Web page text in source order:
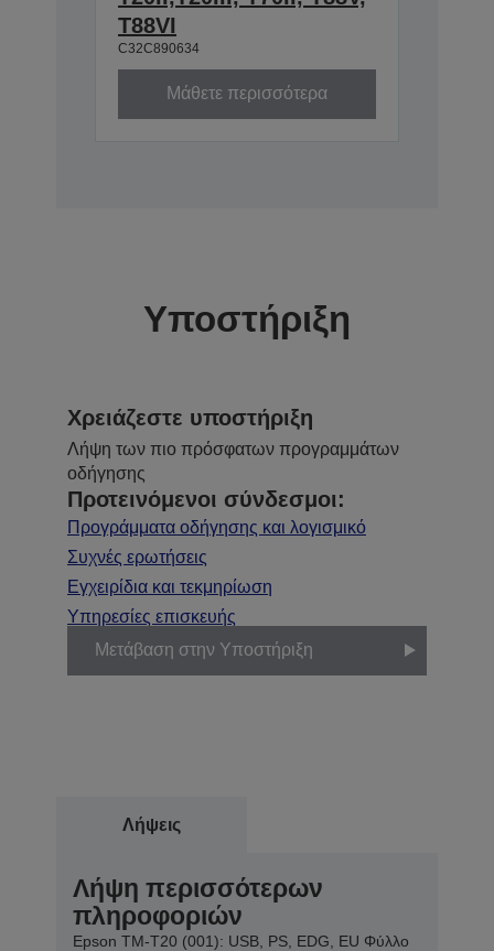
T88VI
C32C890634
Μάθετε περισσότερα
Υποστήριξη
Χρειάζεστε υποστήριξη
Λήψη των πιο πρόσφατων προγραμμάτων
οδήγησης
Προτεινόμενοι σύνδεσμοι:
Προγράμματα οδήγησης και λογισμικό
Συχνές ερωτήσεις
Εγχειρίδια και τεκμηρίωση
Υπηρεσίες επισκευής
Μετάβαση στην Υποστήριξη
Λήψεις
Λήψη περισσότερων
πληροφοριών
Epson TM-T20 (001): USB, PS, EDG, EU Φύλλο